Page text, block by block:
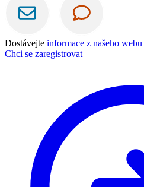
Dostávejte informace z našeho webu
Chci se zaregistrovat